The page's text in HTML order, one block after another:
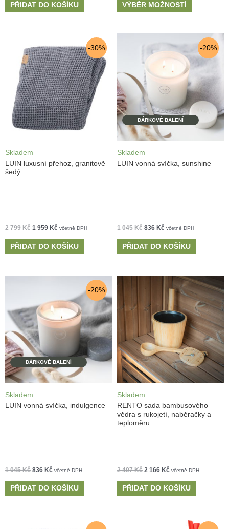
PŘIDAT DO KOŠÍKU VÝBĚR MOŽNOSTÍ
-30%
Skladem
LUIN luxusní přehoz, granitově
šedý
2 799Kč 1 959 Kč včetně DPH
PŘIDAT DO KOŠÍKU
-20%
DÁRKOVÉ BALENÍ
Skladem
LUIN vonná svíčka, sunshine
1 045Kč 836 Kč včetně DPH
PŘIDAT DO KOŠÍKU
-20%
DÁRKOVÉ BALENÍ
Skladem
LUIN vonná svíčka, indulgence
1 045Kč 836 Kč včetně DPH
PŘIDAT DO KOŠÍKU
Skladem
RENTO sada bambusového
vědra s rukojetí, naběračky a
teploměru
2 407Kč 2 166 Kč včetně DPH
PŘIDAT DO KOŠÍKU